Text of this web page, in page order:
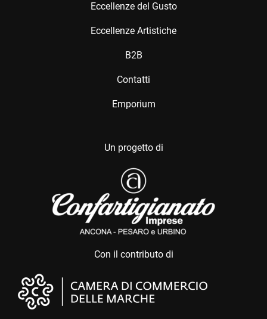
Eccellenze del Gusto
Eccellenze Artistiche
B2B
Contatti
Emporium
Un progetto di
Con il contributo di